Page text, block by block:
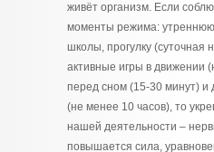
живёт организм. Если
моменты режима: утреннюю
школы, прогулку (суточная
активные игры в движении
перед сном (15-30 минут) и
(не менее 10 часов), то
нашей деятельности –
повышается сила,